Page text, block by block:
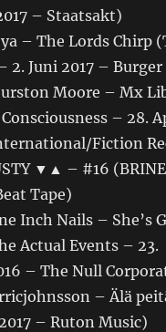
– Staatsakt)
– The Lords Chirp
2. Juni 2017 – Burger
Moore – Mx
– 28.
Fiction
▼▲ – #16
Tape)
Inch Nails – She’s
Actual Events – 23.
– The Null
– Älä
– Ruton Music)